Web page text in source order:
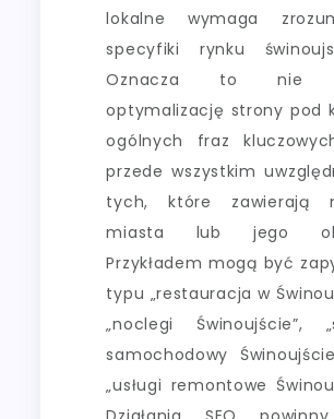
lokalne wymaga
specyfiki rynku
Oznacza to nie
optymalizację strony pod
ogólnych fraz
przede wszystkim
tych, które zawierają
miasta lub jego
Przykładem mogą być
typu „restauracja w
„noclegi Świnoujście”,
samochodowy
„usługi remontowe